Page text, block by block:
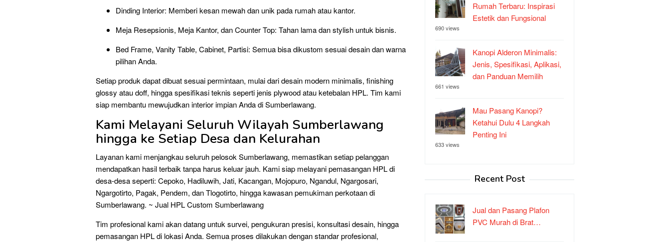
Dinding Interior: Memberi kesan mewah dan unik pada rumah atau kantor.
Meja Resepsionis, Meja Kantor, dan Counter Top: Tahan lama dan stylish untuk bisnis.
Bed Frame, Vanity Table, Cabinet, Partisi: Semua bisa dikustom sesuai desain dan warna
pilihan Anda.
Setiap produk dapat dibuat sesuai permintaan, mulai dari desain modern minimalis, finishing
glossy atau doff, hingga spesifikasi teknis seperti jenis plywood atau ketebalan HPL. Tim kami
siap membantu mewujudkan interior impian Anda di Sumberlawang.
Kami Melayani Seluruh Wilayah Sumberlawang
hingga ke Setiap Desa dan Kelurahan
Layanan kami menjangkau seluruh pelosok Sumberlawang, memastikan setiap pelanggan
mendapatkan hasil terbaik tanpa harus keluar jauh. Kami siap melayani pemasangan HPL di
desa-desa seperti: Cepoko, Hadiluwih, Jati, Kacangan, Mojopuro, Ngandul, Ngargosari,
Ngargotirto, Pagak, Pendem, dan Tlogotirto, hingga kawasan pemukiman perkotaan di
Sumberlawang. ~ Jual HPL Custom Sumberlawang
Tim profesional kami akan datang untuk survei, pengukuran presisi, konsultasi desain, hingga
pemasangan HPL di lokasi Anda. Semua proses dilakukan dengan standar profesional,
Rumah Terbaru: Inspirasi
Estetik dan Fungsional
690 views
Kanopi Alderon Minimalis:
Jenis, Spesifikasi, Aplikasi,
dan Panduan Memilih
661 views
Mau Pasang Kanopi?
Ketahui Dulu 4 Langkah
Penting Ini
633 views
Recent Post
Jual dan Pasang Plafon
PVC Murah di Brat…